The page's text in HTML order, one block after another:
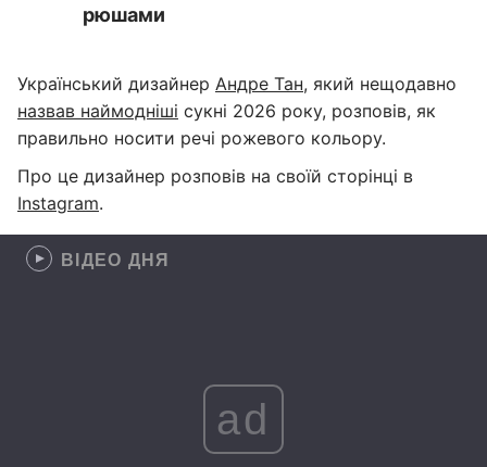
рюшами
Український дизайнер Андре Тан, який нещодавно
назвав наймодніші сукні 2026 року, розповів, як
правильно носити речі рожевого кольору.
Про це дизайнер розповів на своїй сторінці в
Instagram.
ВІДЕО ДНЯ
ad